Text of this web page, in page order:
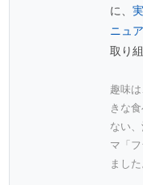
に、
ニュ
取り
趣味
きな
ない
マ「
ました